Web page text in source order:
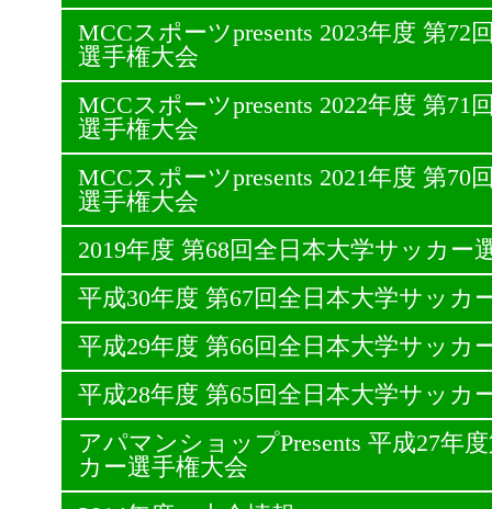
MCCスポーツpresents 2023年度 第72
選手権大会
MCCスポーツpresents 2022年度 第71
選手権大会
MCCスポーツpresents 2021年度 第70
選手権大会
2019年度 第68回全日本大学サッカー
平成30年度 第67回全日本大学サッカ
平成29年度 第66回全日本大学サッカ
平成28年度 第65回全日本大学サッカ
アパマンショップPresents 平成27年
カー選手権大会